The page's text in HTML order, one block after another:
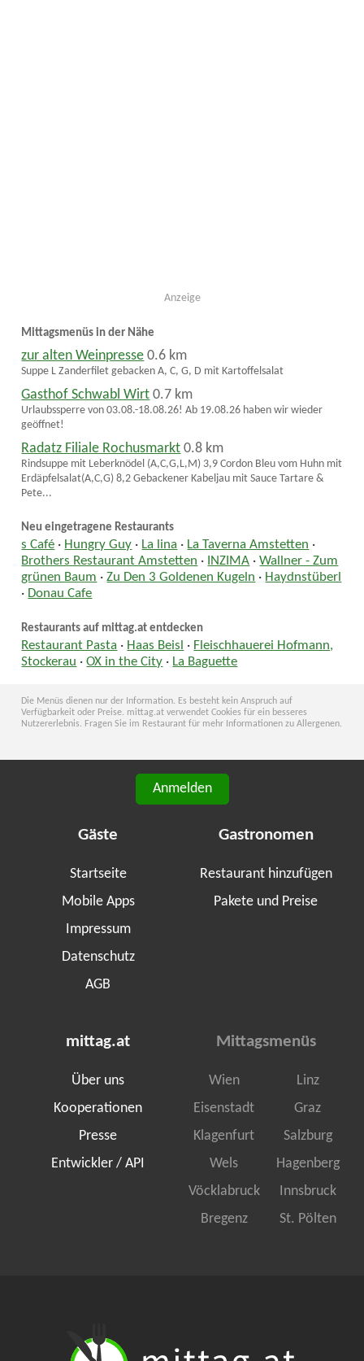
Anzeige
Mittagsmenüs in der Nähe
zur alten Weinpresse 0.6 km
Suppe L Zanderfilet gebacken A, C, G, D mit Kartoffelsalat
Gasthof Schwabl Wirt 0.7 km
Urlaubssperre von 03.08.-18.08.26! Ab 19.08.26 haben wir wieder
geöffnet!
Radatz Filiale Rochusmarkt 0.8 km
Rindsuppe mit Leberknödel (A,C,G,L,M) 3,9 Cordon Bleu vom Huhn mit
Erdäpfelsalat(A,C,G) 8,2 Gebackener Kabeljau mit Sauce Tartare &
Pete...
Neu eingetragene Restaurants
s Café · Hungry Guy · La lina · La Taverna Amstetten ·
Brothers Restaurant Amstetten · INZIMA ·Wallner - Zum
grünen Baum ·Zu Den 3 Goldenen Kugeln · Haydnstüberl
· Donau Cafe
Restaurants auf mittag.at entdecken
Restaurant Pasta · Haas Beisl · Fleischhauerei Hofmann,
Stockerau ·OX in the City · La Baguette
Die Menüs dienen nur der Information. Es besteht kein Anspruch auf
Verfügbarkeit oder Preise. mittag.at verwendet Cookies für ein besseres
Nutzererlebnis. Fragen Sie im Restaurant für mehr Informationen zu Allergenen.
Anmelden
Gäste
Startseite
Mobile Apps
Impressum
Datenschutz
AGB
Gastronomen
Restaurant hinzufügen
Pakete und Preise
mittag.at
Über uns
Kooperationen
Presse
Entwickler / API
Mittagsmenüs
Wien
Linz
Eisenstadt
Graz
Klagenfurt
Salzburg
Wels
Hagenberg
Vöcklabruck
Innsbruck
Bregenz
St. Pölten